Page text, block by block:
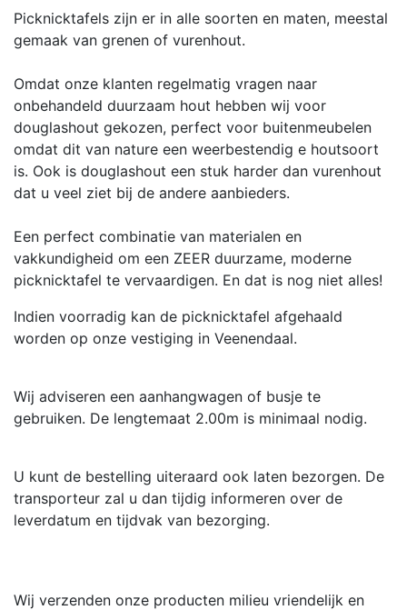
Picknicktafels zijn er in alle soorten en maten, meestal
gemaak van grenen of vurenhout.
Omdat onze klanten regelmatig vragen naar
onbehandeld duurzaam hout hebben wij voor
douglashout gekozen, perfect voor buitenmeubelen
omdat dit van nature een weerbestendig e houtsoort
is. Ook is douglashout een stuk harder dan vurenhout
dat u veel ziet bij de andere aanbieders.
Een perfect combinatie van materialen en
vakkundigheid om een ZEER duurzame, moderne
picknicktafel te vervaardigen. En dat is nog niet alles!
Indien voorradig kan de picknicktafel afgehaald
worden op onze vestiging in Veenendaal.
Wij adviseren een aanhangwagen of busje te
gebruiken. De lengtemaat 2.00m is minimaal nodig.
U kunt de bestelling uiteraard ook laten bezorgen. De
transporteur zal u dan tijdig informeren over de
leverdatum en tijdvak van bezorging.
Wij verzenden onze producten milieu vriendelijk en